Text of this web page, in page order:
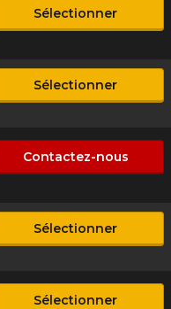
Sélectionner
Sélectionner
Contactez-nous
Sélectionner
Sélectionner